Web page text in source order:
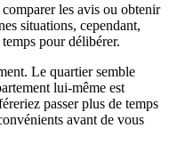
les avis ou obtenir
situations, cependant,
pour délibérer.
Le quartier semble
lui-même est
passer plus de temps
avant de vous